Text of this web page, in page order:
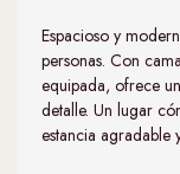
Espacioso y
personas. Con
equipada, ofrece
detalle. Un lugar
estancia agradable